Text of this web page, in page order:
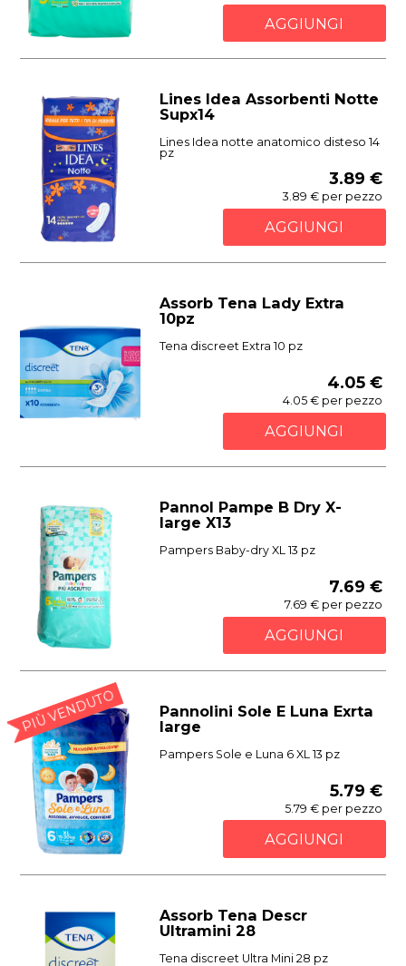
AGGIUNGI
Lines Idea Assorbenti Notte
Supx14
Lines Idea notte anatomico disteso 14
pz
3.89 €
3.89 € per pezzo
AGGIUNGI
Assorb Tena Lady Extra
10pz
Tena discreet Extra 10 pz
4.05 €
4.05 € per pezzo
AGGIUNGI
Pannol Pampe B Dry X-
large X13
Pampers Baby-dry XL 13 pz
7.69 €
7.69 € per pezzo
AGGIUNGI
PIÙ VENDUTO
Pannolini Sole E Luna Exrta
large
Pampers Sole e Luna 6 XL 13 pz
5.79 €
5.79 € per pezzo
AGGIUNGI
Assorb Tena Descr
Ultramini 28
Tena discreet Ultra Mini 28 pz